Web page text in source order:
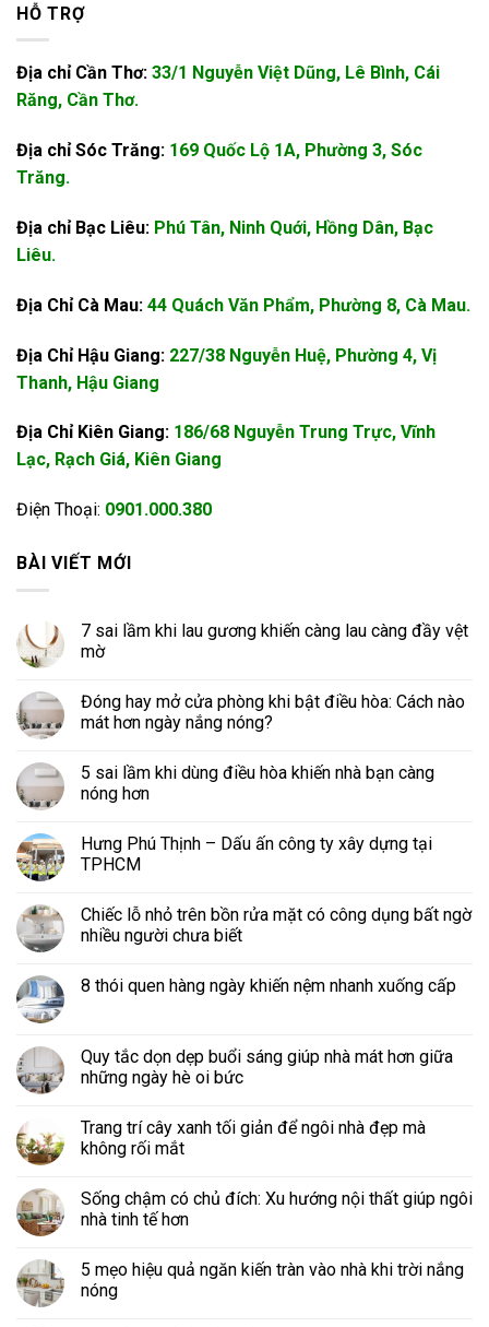
HỖ TRỢ
Địa chỉ Cần Thơ: 33/1 Nguyễn Việt Dũng, Lê Bình, Cái
Răng, Cần Thơ.
Địa chỉ Sóc Trăng: 169 Quốc Lộ 1A, Phường 3, Sóc
Trăng.
Địa chỉ Bạc Liêu: Phú Tân, Ninh Quới, Hồng Dân, Bạc
Liêu.
Địa Chỉ Cà Mau: 44 Quách Văn Phẩm, Phường 8, Cà Mau.
Địa Chỉ Hậu Giang: 227/38 Nguyễn Huệ, Phường 4, Vị
Thanh, Hậu Giang
Địa Chỉ Kiên Giang: 186/68 Nguyễn Trung Trực, Vĩnh
Lạc, Rạch Giá, Kiên Giang
Điện Thoại: 0901.000.380
BÀI VIẾT MỚI
7 sai lầm khi lau gương khiến càng lau càng đầy vệt
mờ
Đóng hay mở cửa phòng khi bật điều hòa: Cách nào
mát hơn ngày nắng nóng?
5 sai lầm khi dùng điều hòa khiến nhà bạn càng
nóng hơn
Hưng Phú Thịnh – Dấu ấn công ty xây dựng tại
TPHCM
Chiếc lỗ nhỏ trên bồn rửa mặt có công dụng bất ngờ
nhiều người chưa biết
8 thói quen hàng ngày khiến nệm nhanh xuống cấp
Quy tắc dọn dẹp buổi sáng giúp nhà mát hơn giữa
những ngày hè oi bức
Trang trí cây xanh tối giản để ngôi nhà đẹp mà
không rối mắt
Sống chậm có chủ đích: Xu hướng nội thất giúp ngôi
nhà tinh tế hơn
5 mẹo hiệu quả ngăn kiến tràn vào nhà khi trời nắng
nóng